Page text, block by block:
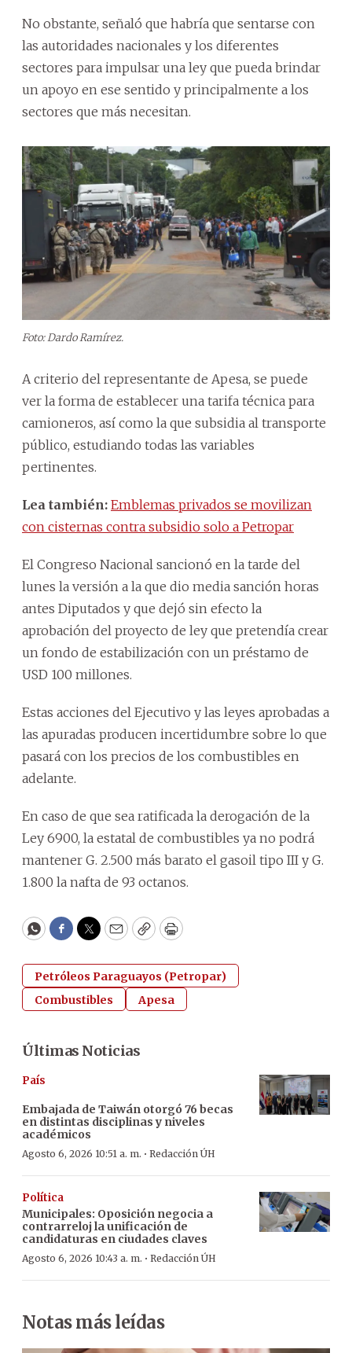
No obstante, señaló que habría que sentarse con
las autoridades nacionales y los diferentes
sectores para impulsar una ley que pueda brindar
un apoyo en ese sentido y principalmente a los
sectores que más necesitan.
Foto: Dardo Ramírez.
A criterio del representante de Apesa, se puede
ver la forma de establecer una tarifa técnica para
camioneros, así como la que subsidia al transporte
público, estudiando todas las variables
pertinentes.
Lea también: Emblemas privados se movilizan
con cisternas contra subsidio solo a Petropar
El Congreso Nacional sancionó en la tarde del
lunes la versión a la que dio media sanción horas
antes Diputados y que dejó sin efecto la
aprobación del proyecto de ley que pretendía crear
un fondo de estabilización con un préstamo de
USD 100 millones.
Estas acciones del Ejecutivo y las leyes aprobadas a
las apuradas producen incertidumbre sobre lo que
pasará con los precios de los combustibles en
adelante.
En caso de que sea ratificada la derogación de la
Ley 6900, la estatal de combustibles ya no podrá
mantener G. 2.500 más barato el gasoil tipo III y G.
1.800 la nafta de 93 octanos.
WhatsApp
Facebook
Twitter
EmailCopyPrint
Petróleos Paraguayos (Petropar)
Combustibles
Apesa
Últimas Noticias
País
Embajada de Taiwán otorgó 76 becas
en distintas disciplinas y niveles
académicos
Agosto 6, 2026 10:51 a. m. · Redacción ÚH
Política
Municipales: Oposición negocia a
contrarreloj la unificación de
candidaturas en ciudades claves
Agosto 6, 2026 10:43 a. m. · Redacción ÚH
Notas más leídas